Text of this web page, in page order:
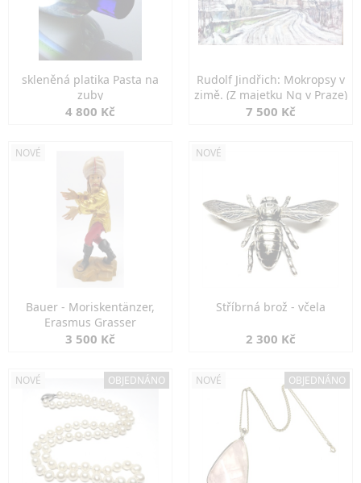
skleněná platika Pasta na
zuby
4 800 Kč
Rudolf Jindřich: Mokropsy v
zimě. (Z majetku Ng v Praze)
7 500 Kč
NOVÉ
Bauer - Moriskentänzer,
Erasmus Grasser
3 500 Kč
NOVÉ
Stříbrná brož - včela
2 300 Kč
NOVÉ OBJEDNÁNO NOVÉ OBJEDNÁNO